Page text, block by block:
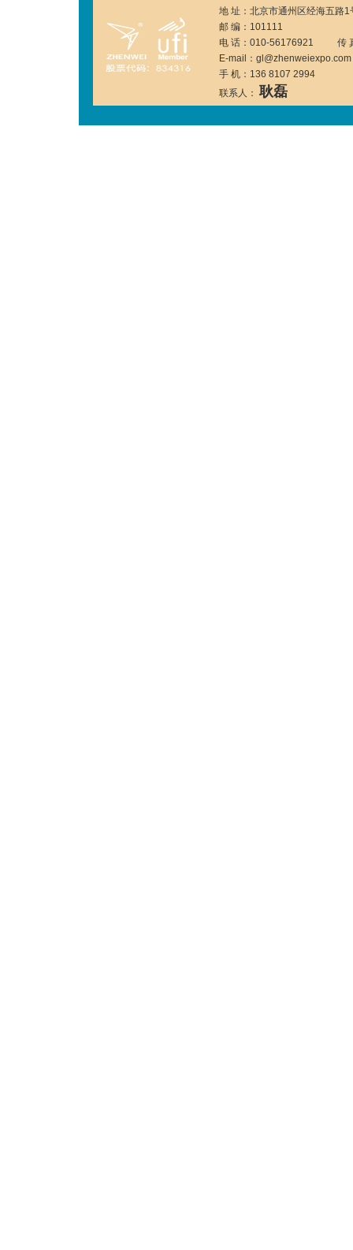
地 址：北京市通州区经海五路
邮 编：101111
电 话：010-56176921 传
E-mail：gl@zhenweiexpo.com
手 机：136 8107 2994
联系人： 耿磊